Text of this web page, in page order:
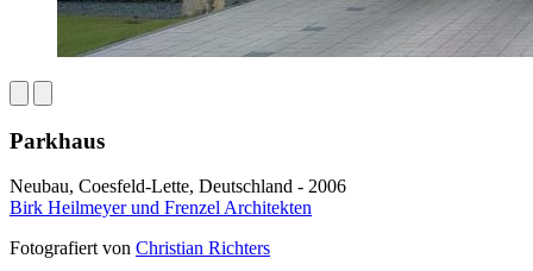
Parkhaus
Neubau, Coesfeld-Lette, Deutschland - 2006
Birk Heilmeyer und Frenzel Architekten
Fotografiert von Christian Richters